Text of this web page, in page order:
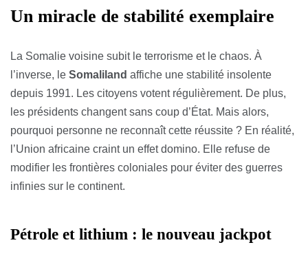
Un miracle de stabilité exemplaire
La Somalie voisine subit le terrorisme et le chaos. À
l’inverse, le Somaliland affiche une stabilité insolente
depuis 1991. Les citoyens votent régulièrement. De plus,
les présidents changent sans coup d’État. Mais alors,
pourquoi personne ne reconnaît cette réussite ? En réalité,
l’Union africaine craint un effet domino. Elle refuse de
modifier les frontières coloniales pour éviter des guerres
infinies sur le continent.
Pétrole et lithium : le nouveau jackpot